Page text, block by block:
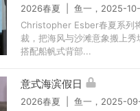
2026春夏 | 鱼一，2025-
Christopher Esber春夏系列
裁，把海风与沙滩意象搬上秀
搭配船帆式背部...
意式海滨假日
2026春夏 | 鱼一，2025-